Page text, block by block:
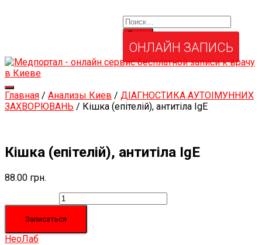
ОНЛАЙН ЗАПИСЬ
Переключить
навигацию
Главная / Анализы Киев / ДІАГНОСТИКА АУТОІМУННИХ
ЗАХВОРЮВАНЬ / Кішка (епітелій), антитіла IgЕ
Кішка (епітелій), антитіла IgЕ
88.00 грн.
Записаться
НеоЛаб